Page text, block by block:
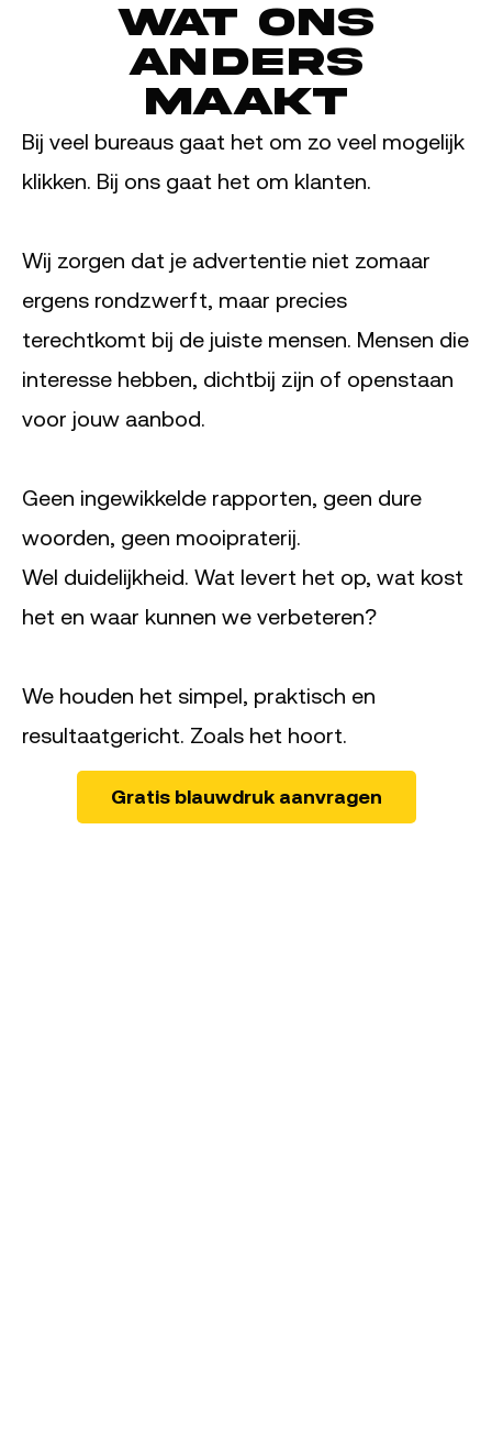
Wat ons
anders
maakt
Bij veel bureaus gaat het om zo veel mogelijk
klikken. Bij ons gaat het om klanten.
Wij zorgen dat je advertentie niet zomaar
ergens rondzwerft, maar precies
terechtkomt bij de juiste mensen. Mensen die
interesse hebben, dichtbij zijn of openstaan
voor jouw aanbod.
Geen ingewikkelde rapporten, geen dure
woorden, geen mooipraterij.
Wel duidelijkheid. Wat levert het op, wat kost
het en waar kunnen we verbeteren?
We houden het simpel, praktisch en
resultaatgericht. Zoals het hoort.
Gratis blauwdruk aanvragen